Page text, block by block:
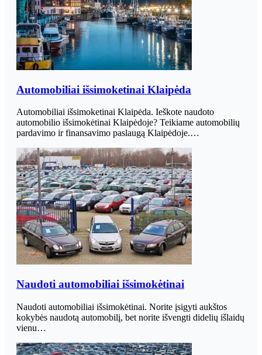
Automobiliai išsimoketinai Klaipėda
Automobiliai išsimoketinai Klaipėda. Ieškote naudoto
automobilio išsimokėtinai Klaipėdoje? Teikiame automobilių
pardavimo ir finansavimo paslaugą Klaipėdoje.…
Naudoti automobiliai išsimokėtinai
Naudoti automobiliai išsimokėtinai. Norite įsigyti aukštos
kokybės naudotą automobilį, bet norite išvengti didelių išlaidų
vienu…